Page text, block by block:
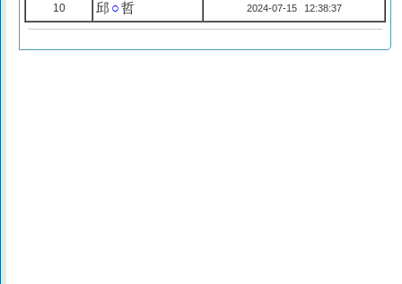
10 邱 ○哲 2024-07-15 12:38:37